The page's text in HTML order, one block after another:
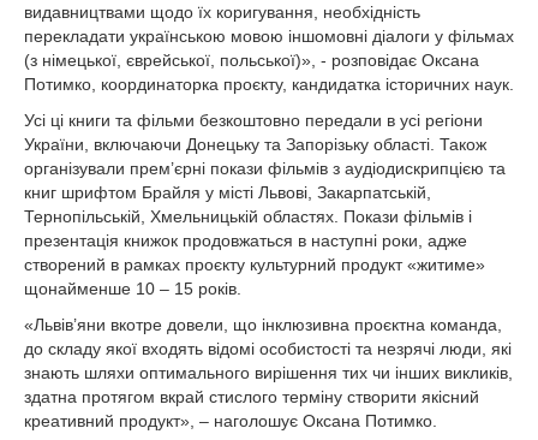
видавництвами щодо їх коригування, необхідність
перекладати українською мовою іншомовні діалоги у фільмах
(з німецької, єврейської, польської)», - розповідає Оксана
Потимко, координаторка проєкту, кандидатка історичних наук.
Усі ці книги та фільми безкоштовно передали в усі регіони
України, включаючи Донецьку та Запорізьку області. Також
організували прем’єрні покази фільмів з аудіодискрипцією та
книг шрифтом Брайля у місті Львові, Закарпатській,
Тернопільській, Хмельницькій областях. Покази фільмів і
презентація книжок продовжаться в наступні роки, адже
створений в рамках проєкту культурний продукт «житиме»
щонайменше 10 – 15 років.
«Львів’яни вкотре довели, що інклюзивна проєктна команда,
до складу якої входять відомі особистості та незрячі люди, які
знають шляхи оптимального вирішення тих чи інших викликів,
здатна протягом вкрай стислого терміну створити якісний
креативний продукт», – наголошує Оксана Потимко.